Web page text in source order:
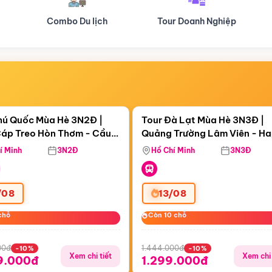
Tour Doanh Nghiệp Du lịch Hành Hương
07:05:40
Treo Hòn Thơm
Quốc Mùa Hè 3N2Đ |
Treo Hòn Thơm - Cầu
Viên Nước Aquatopia
Minh 3N2Đ
-10%
Xem chi tiết
Còn05 ngày 07:05:40
Tour Đà Lạt Mùa Hè 3N3Đ |
Quảng Trường Lâm Viên -
Hill - Puppy Farm
Hồ Chí Minh 3N3Đ
13/08
Còn 10 chỗ
Còn 10 chỗ
1.444.000đ -10%
1.299.000đ Xem